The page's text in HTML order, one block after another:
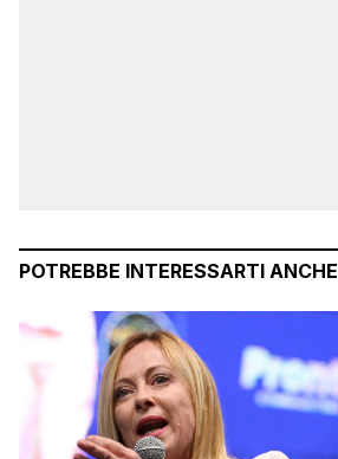
POTREBBE INTERESSARTI ANCHE